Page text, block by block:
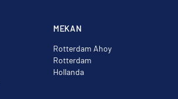
MEKAN
Rotterdam Ahoy
Rotterdam
Hollanda